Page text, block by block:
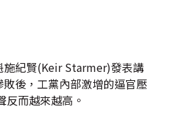
施紀賢(Keir Starmer)發表講
後，工黨內部激增的逼官壓
反而越來越高。